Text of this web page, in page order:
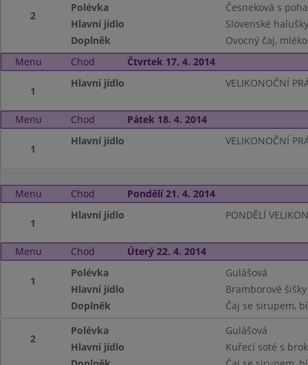
2
Polévka
Česneková s
Hlavní jídlo
Slovenské
Doplněk
Ovocný čaj,
Menu
Chod Čtvrtek 17. 4. 2014
1
Hlavní jídlo VELIKONOČNÍ
Menu Chod Pátek 18. 4. 2014
1
Hlavní jídlo VELIKONOČNÍ
Menu Chod Pondělí 21. 4. 2014
1
Hlavní jídlo PONDĚLÍ
Menu Chod Úterý 22. 4. 2014
1
Polévka
Gulášová
Hlavní jídlo
Bramborové
Doplněk
Čaj se sirupem,
2
Polévka
Gulášová
Hlavní jídlo
Kuřecí soté s